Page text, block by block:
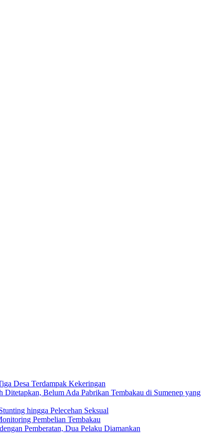
Desa Terdampak Kekeringan
Belum Ada Pabrikan Tembakau di Sumenep yang
hingga Pelecehan Seksual
Pembelian Tembakau
Pemberatan, Dua Pelaku Diamankan